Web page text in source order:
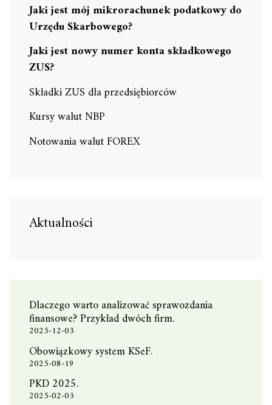
Jaki jest mój mikrorachunek podatkowy do
Urzędu Skarbowego?
Jaki jest nowy numer konta składkowego
ZUS?
Składki ZUS dla przedsiębiorców
Kursy walut NBP
Notowania walut FOREX
Aktualności
Dlaczego warto analizować sprawozdania
finansowe? Przykład dwóch firm.
2025-12-03
Obowiązkowy system KSeF.
2025-08-19
PKD 2025.
2025-02-03